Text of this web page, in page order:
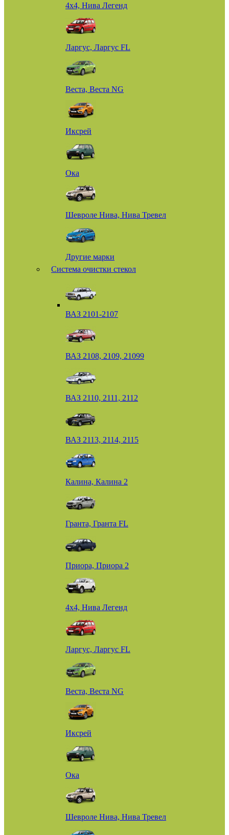
4х4, Нива Легенд
Ларгус, Ларгус FL
Веста, Веста NG
Иксрей
Ока
Шевроле Нива, Нива Тревел
Другие марки
Система очистки стекол
ВАЗ 2101-2107
ВАЗ 2108, 2109, 21099
ВАЗ 2110, 2111, 2112
ВАЗ 2113, 2114, 2115
Калина, Калина 2
Гранта, Гранта FL
Приора, Приора 2
4х4, Нива Легенд
Ларгус, Ларгус FL
Веста, Веста NG
Иксрей
Ока
Шевроле Нива, Нива Тревел